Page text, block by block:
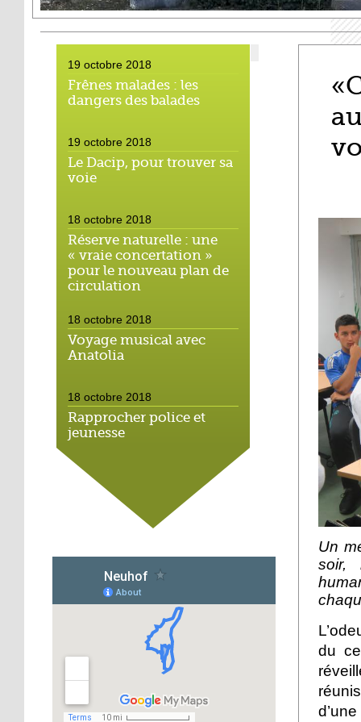
19 octobre 2018
Frênes malades : les
dangers des balades
19 octobre 2018
Le Dacip, pour trouver sa
voie
18 octobre 2018
Réserve naturelle : une
« vraie concertation »
pour le nouveau plan de
circulation
18 octobre 2018
Voyage musical avec
Anatolia
18 octobre 2018
Rapprocher police et
jeunesse
18 octobre 2018
Un jardin face aux
obstacles
Jouer à Fifa à la
médiathèque
16 octobre 2018
«Chacun me propose un
autofinancement là, ce
qui vous vient !»
16 octobre 2018
Un
soir,
du